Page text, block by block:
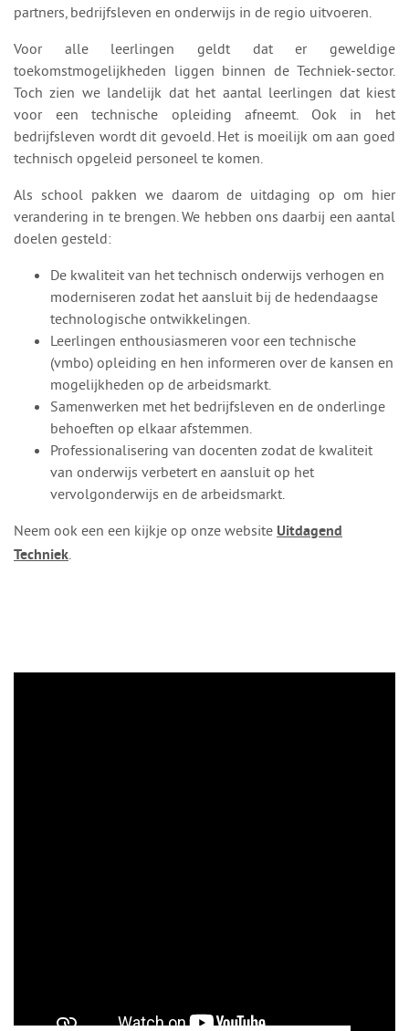
partners, bedrijfsleven en onderwijs in de regio uitvoeren.
Voor alle leerlingen geldt dat er geweldige
toekomstmogelijkheden liggen binnen de Techniek-sector.
Toch zien we landelijk dat het aantal leerlingen dat kiest
voor een technische opleiding afneemt. Ook in het
bedrijfsleven wordt dit gevoeld. Het is moeilijk om aan goed
technisch opgeleid personeel te komen.
Als school pakken we daarom de uitdaging op om hier
verandering in te brengen. We hebben ons daarbij een aantal
doelen gesteld:
De kwaliteit van het technisch onderwijs verhogen en
moderniseren zodat het aansluit bij de hedendaagse
technologische ontwikkelingen.
Leerlingen enthousiasmeren voor een technische
(vmbo) opleiding en hen informeren over de kansen en
mogelijkheden op de arbeidsmarkt.
Samenwerken met het bedrijfsleven en de onderlinge
behoeften op elkaar afstemmen.
Professionalisering van docenten zodat de kwaliteit
van onderwijs verbetert en aansluit op het
vervolgonderwijs en de arbeidsmarkt.
Neem ook een een kijkje op onze website Uitdagend
Techniek.